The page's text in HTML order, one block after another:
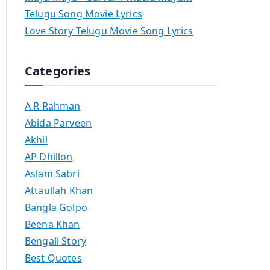
Telugu Song Movie Lyrics
Love Story Telugu Movie Song Lyrics
Categories
A R Rahman
Abida Parveen
Akhil
AP Dhillon
Aslam Sabri
Attaullah Khan
Bangla Golpo
Beena Khan
Bengali Story
Best Quotes